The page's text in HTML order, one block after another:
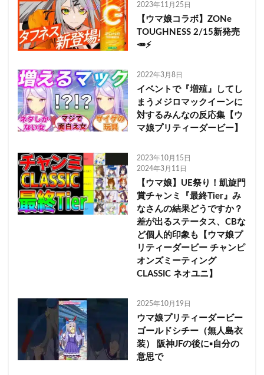
2023年11月25日
【ウマ娘コラボ】ZONe
TOUGHNESS 2/15新発売
🥕⚡
2022年3月8日
イベントで『増殖』してし
まうメジロマックイーンに
対するみんなの反応集【ウ
マ娘プリティーダービー】
2023年10月15日
2024年3月11日
【ウマ娘】UE祭り！凱旋門
賞チャンミ『最終Tier』み
なさんの結果どうですか？
差が出るステータス、CBな
ど個人的印象も【ウマ娘プ
リティーダービー チャンピ
オンズミーティング
CLASSIC ネオユニ】
2025年10月19日
ウマ娘プリティーダービー
ゴールドシチー（無人島衣
装） 阪神JFの後に▪自分の
意思で